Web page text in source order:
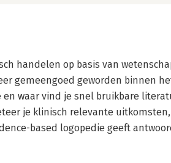
handelen op basis van
gemeengoed geworden binnen
waar vind je snel bruikbare
je klinisch relevante
based logopedie geeft